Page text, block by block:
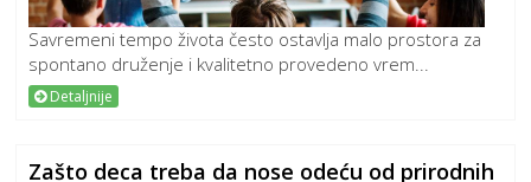
Savremeni tempo života često ostavlja malo prostora za
spontano druženje i kvalitetno provedeno vrem...
Detaljnije
Zašto deca treba da nose odeću od prirodnih